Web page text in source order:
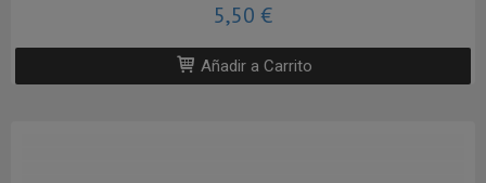
5,50 €
Añadir a Carrito